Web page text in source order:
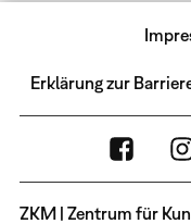
Erklärung zur
ZKM | Zentrum für